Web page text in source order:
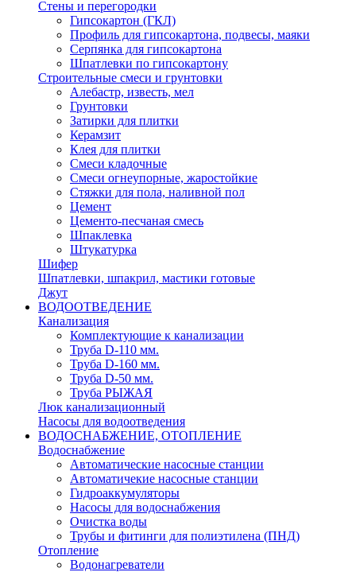
Стены и перегородки
Гипсокартон (ГКЛ)
Профиль для гипсокартона, подвесы, маяки
Серпянка для гипсокартона
Шпатлевки по гипсокартону
Строительные смеси и грунтовки
Алебастр, известь, мел
Грунтовки
Затирки для плитки
Керамзит
Клея для плитки
Смеси кладочные
Смеси огнеупорные, жаростойкие
Стяжки для пола, наливной пол
Цемент
Цементо-песчаная смесь
Шпаклевка
Штукатурка
Шифер
Шпатлевки, шпакрил, мастики готовые
Джут
ВОДООТВЕДЕНИЕ
Канализация
Комплектующие к канализации
Труба D-110 мм.
Труба D-160 мм.
Труба D-50 мм.
Труба РЫЖАЯ
Люк канализационный
Насосы для водоотведения
ВОДОСНАБЖЕНИЕ, ОТОПЛЕНИЕ
Водоснабжение
Автоматичеcкие насосные станции
Автоматичекие насосные станции
Гидроаккумуляторы
Насосы для водоснабжения
Очистка воды
Трубы и фитинги для полиэтилена (ПНД)
Отопление
Водонагреватели